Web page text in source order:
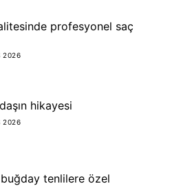
profesyonel saç
2026
hikayesi
2026
buğday tenlilere özel